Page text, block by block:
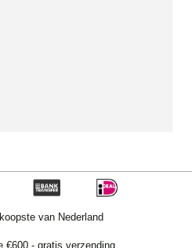
van Nederland
€600,- gratis verzending